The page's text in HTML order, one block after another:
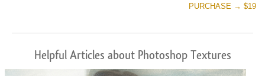
PURCHASE → $19
Helpful Articles about Photoshop Textures